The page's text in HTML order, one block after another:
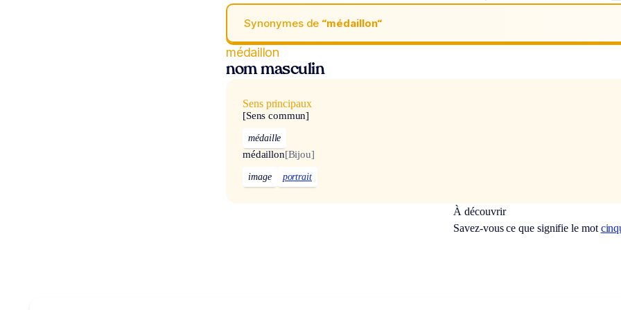
Synonymes de “médaillon“
médaillon
nom masculin
Sens principaux
[Sens commun]
médaille
médaillon[Bijou]
image portrait
À découvrir
Savez-vous ce que signifie le mot